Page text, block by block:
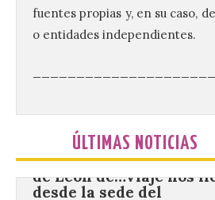
fuentes propias y, en su caso,
o entidades independientes.
ÚLTIMAS NOTICIAS
mejores dulces conventuales,
cultura y un ambiente
Ayuntamiento de Gradefes,
La decimoctava
de León de…viaje nos
desde la sede del
Parlamento Europeo en
Estrasburgo.